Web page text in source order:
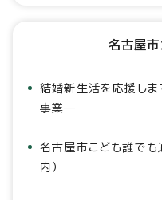
名古屋
結婚新生活を応援し
事業―
名古屋市こども誰でも
内）